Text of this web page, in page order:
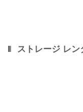
ストレージ レン